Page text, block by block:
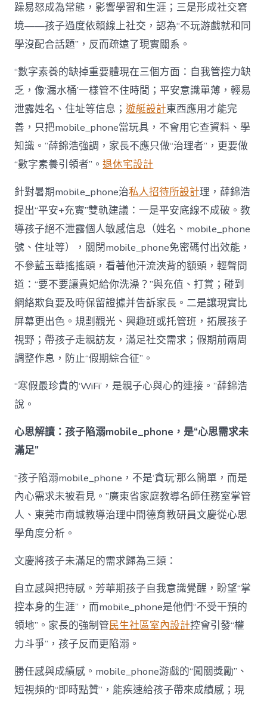
躁易怒成為常態，影響學習和生涯；三是形成社交窘
境——孩子過度依賴線上社交，認為“不玩游戲就和同
學沒配合話題”，反而疏遠了現實關系。
“數字素養的缺掉重要體現在三個方面：自我管控力缺
乏，像‘漏水桶’一樣管不住時間；平安意識單薄，輕易
泄露姓名、住址等信息；遊艇設計東西應用才能完
善，只把mobile_phone當玩具，不會用它查資料、學
知識。”薛錦浩強調，家長不應只做“治理者”，更要做
“數字素養引領者”。退休宅設計
針對暑期mobile_phone治私人招待所設計理，薛錦浩
提出“平安+充實”雙軌建議：一是平安底線不成破。教
導孩子絕不泄露個人敏感信息（姓名、mobile_phone
號、住址等），關閉mobile_phone免密碼付出效能，
不參藍玉華搖搖頭，看著他汗流浹背的額頭，輕聲問
道：“要不要讓貴妃給你洗澡？”與充值、打賞；碰到
網絡欺負要及時保留證據并告訴家長。二是讓現實比
屏幕更出色。規劃觀光、興趣班或托管班，拓展孩子
視野；帶孩子走親訪友，滿足社交需求；假期前兩周
調整作息，防止“假期綜合征”。
“寒假最珍貴的‘WiFi’，是親子心與心的連接。”薛錦浩
說。
心思解讀：孩子陷溺mobile_phone，是“心思需求未
滿足”
“孩子陷溺mobile_phone，不是‘貪玩’那么簡單，而是
內心需求未被看見。”廣東省家庭教導名師任務室掌管
人、東莞市南城教導治理中間德育教研員文慶從心思
學角度分析。
文慶將孩子未滿足的需求歸為三類：
自立感與把持感。芳華期孩子自我意識覺醒，盼望“掌
控本身的生涯”，而mobile_phone是他們“不受干預的
領地”。家長的強制管民生社區室內設計控會引發“權
力斗爭”，孩子反而更陷溺。
勝任感與成績感。mobile_phone游戲的“闖關獎勵”、
短視頻的“即時點贊”，能疾速給孩子帶來成績感；現